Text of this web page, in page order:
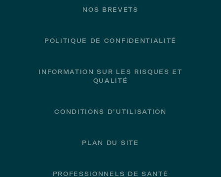
NOS BREVETS
POLITIQUE DE CONFIDENTIALITÉ
INFORMATION SUR LES RISQUES ET
QUALITÉ
CONDITIONS D’UTILISATION
PLAN DU SITE
PROFESSIONNELS DE SANTÉ